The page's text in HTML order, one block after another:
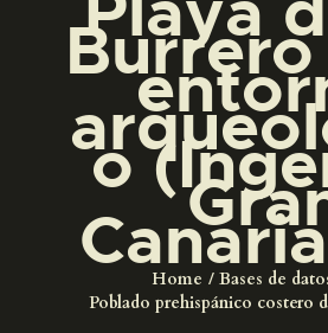
o
Home Bases de
Poblado prehispánico costero
█
EL MUSEO
COLECCIONES
DIDÁCTICA
ESPAÑOL